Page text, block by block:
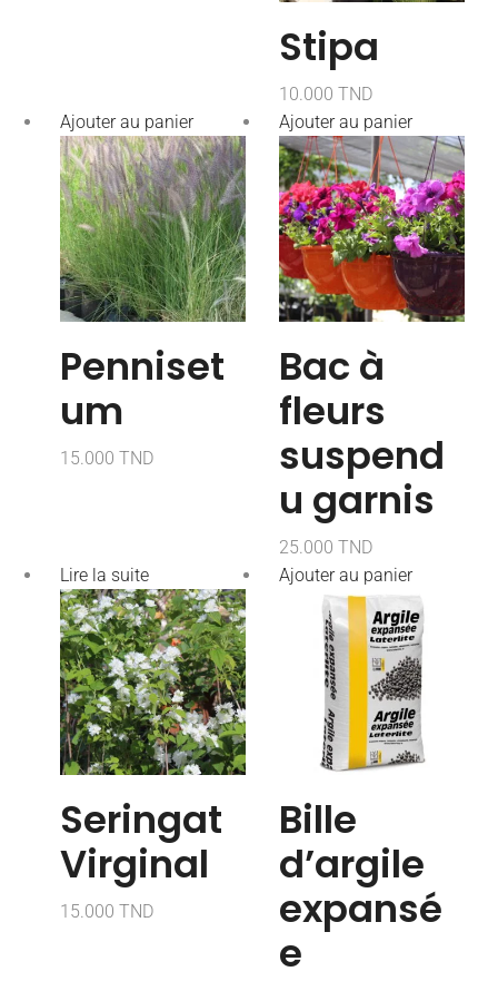
Stipa
10.000 TND
Ajouter au panier
Penniset
um
15.000 TND
Ajouter au panier
Bac à
fleurs
suspend
u garnis
25.000 TND
Lire la suite
Seringat
Virginal
15.000 TND
Ajouter au panier
Bille
d’argile
expansé
e